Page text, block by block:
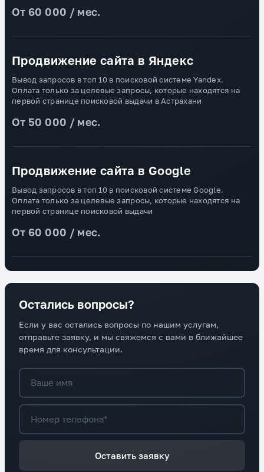
От 60 000 / мес.
Продвижение сайта в Яндекс
Вывод запросов в топ 10 в поисковой системе Yandex.
Оплата только за целевые запросы, которые находятся на
первой странице поисковой выдачи в Астрахани
От 50 000 / мес.
Продвижение сайта в Google
Вывод запросов в топ 10 в поисковой системе Google.
Оплата только за целевые запросы, которые находятся на
первой странице поисковой выдачи
От 60 000 / мес.
Остались вопросы?
Если у вас остались вопросы по нашим услугам,
отправьте заявку, и мы свяжемся с вами в ближайшее
время для консультации.
Ваше имя
Номер телефона*
Оставить заявку